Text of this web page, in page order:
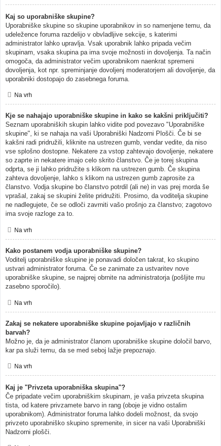
Kaj so uporabniške skupine?
Uporabniške skupine so skupine uporabnikov in so namenjene temu, da
udeležence foruma razdelijo v obvladljive sekcije, s katerimi
administrator lahko upravlja. Vsak uporabnik lahko pripada večim
skupinam, vsaka skupina pa ima svoje možnosti in dovoljenja. Ta način
omogoča, da administrator večim uporabnikom naenkrat spremeni
dovoljenja, kot npr. spreminjanje dovoljenj moderatorjem ali dovoljenje, da
uporabniki dostopajo do zasebnega foruma.
Na vrh
Kje se nahajajo uporabniške skupine in kako se kakšni priključiti?
Seznam uporabniških skupin lahko vidite pod povezavo "Uporabniške
skupine", ki se nahaja na vaši Uporabniški Nadzorni Plošči. Če bi se
kakšni radi pridružili, kliknite na ustrezen gumb, vendar vedite, da niso
vse splošno dostopne. Nekatere za vstop zahtevajo dovoljenje, nekatere
so zaprte in nekatere imajo celo skrito članstvo. Če je torej skupina
odprta, se ji lahko pridružite s klikom na ustrezen gumb. Če skupina
zahteva dovoljenje, lahko s klikom na ustrezen gumb zaprosite za
članstvo. Vodja skupine bo članstvo potrdil (ali ne) in vas prej morda še
vprašal, zakaj se skupini želite pridružiti. Prosimo, da voditelja skupine
ne nadlegujete, če se odloči zavrniti vašo prošnjo za članstvo; zagotovo
ima svoje razloge za to.
Na vrh
Kako postanem vodja uporabniške skupine?
Voditelj uporabniške skupine je ponavadi določen takrat, ko skupino
ustvari administrator foruma. Če se zanimate za ustvaritev nove
uporabniške skupine, se najprej obrnite na administratorja (pošljite mu
zasebno sporočilo).
Na vrh
Zakaj se nekatere uporabniške skupine pojavljajo v različnih
barvah?
Možno je, da je administrator članom uporabniške skupine določil barvo,
kar pa služi temu, da se med seboj lažje prepoznajo.
Na vrh
Kaj je "Privzeta uporabniška skupina"?
Če pripadate večim uporabniškim skupinam, je vaša privzeta skupina
tista, od katere privzamete barvo in rang (oboje je vidno ostalim
uporabnikom). Administrator foruma lahko dodeli možnost, da svojo
privzeto uporabniško skupino spremenite, in sicer na vaši Uporabniški
Nadzorni plošči.